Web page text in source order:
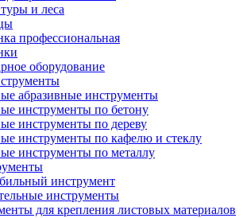
и леса
профессиональная
оборудование
абразивные инструменты
инструменты по бетону
инструменты по дереву
инструменты по кафелю и стеклу
инструменты по металлу
инструмент
инструменты
для крепления листовых материалов